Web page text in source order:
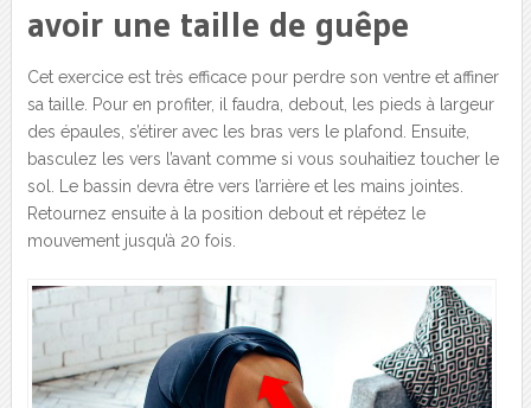
avoir une taille de guêpe
Cet exercice est très efficace pour perdre son ventre et affiner
sa taille. Pour en profiter, il faudra, debout, les pieds à largeur
des épaules, s’étirer avec les bras vers le plafond. Ensuite,
basculez les vers l’avant comme si vous souhaitiez toucher le
sol. Le bassin devra être vers l’arrière et les mains jointes.
Retournez ensuite à la position debout et répétez le
mouvement jusqu’à 20 fois.